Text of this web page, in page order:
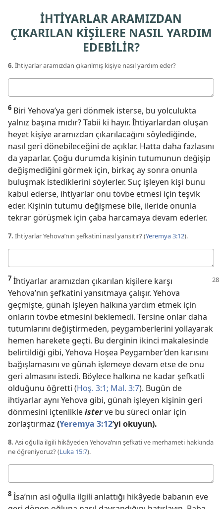
İHTİYARLAR ARAMIZDAN
ÇIKARILAN KİŞİLERE NASIL YARDIM
EDEBİLİR?
6. İhtiyarlar aramızdan çıkarılmış kişiye nasıl yardım eder?
6 Biri Yehova’ya geri dönmek isterse, bu yolculukta
yalnız başına mıdır? Tabii ki hayır. İhtiyarlardan oluşan
heyet kişiye aramızdan çıkarılacağını söylediğinde,
nasıl geri dönebileceğini de açıklar. Hatta daha fazlasını
da yaparlar. Çoğu durumda kişinin tutumunun değişip
değişmediğini görmek için, birkaç ay sonra onunla
buluşmak istediklerini söylerler. Suç işleyen kişi bunu
kabul ederse, ihtiyarlar onu tövbe etmesi için teşvik
eder. Kişinin tutumu değişmese bile, ileride onunla
tekrar görüşmek için çaba harcamaya devam ederler.
7. İhtiyarlar Yehova’nın şefkatini nasıl yansıtır? (Yeremya 3:12).
7 İhtiyarlar aramızdan çıkarılan kişilere karşı
Yehova’nın şefkatini yansıtmaya çalışır. Yehova
geçmişte, günah işleyen halkına yardım etmek için
onların tövbe etmesini beklemedi. Tersine onlar daha
tutumlarını değiştirmeden, peygamberlerini yollayarak
hemen harekete geçti. Bu derginin ikinci makalesinde
belirtildiği gibi, Yehova Hoşea Peygamber’den karısını
bağışlamasını ve günah işlemeye devam etse de onu
geri almasını istedi. Böylece halkına ne kadar şefkatli
olduğunu öğretti (Hoş. 3:1; Mal. 3:7). Bugün de
ihtiyarlar aynı Yehova gibi, günah işleyen kişinin geri
dönmesini içtenlikleisterve bu süreci onlar için
zorlaştırmaz (Yeremya 3:12’yi okuyun).
8. Asi oğulla ilgili hikâyeden Yehova’nın şefkati ve merhameti hakkında
ne öğreniyoruz? (Luka 15:7).
8 İsa’nın asi oğulla ilgili anlattığı hikâyede babanın eve